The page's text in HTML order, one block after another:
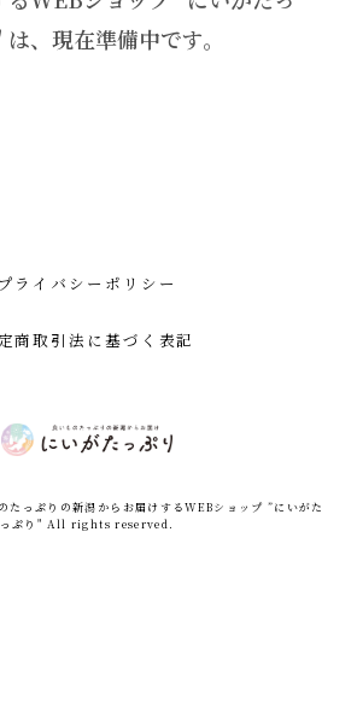
、現在準備中です。
プライバシーポリシー
商取引法に基づく表記
っぷりの新潟からお届けするWEBショップ ”にいがた
っぷり" All rights reserved.